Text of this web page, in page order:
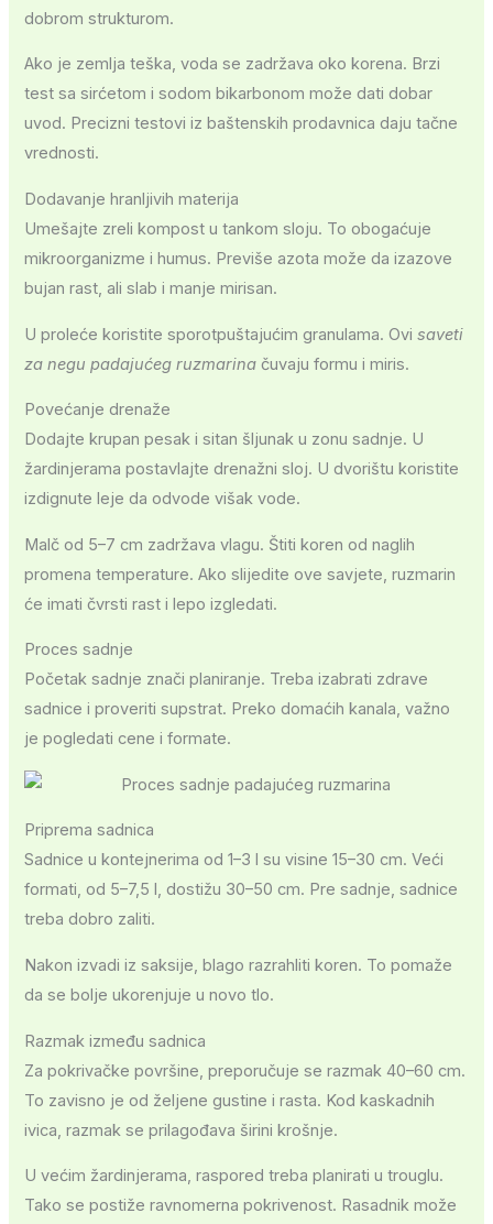
dobrom strukturom.
Ako je zemlja teška, voda se zadržava oko korena. Brzi
test sa sirćetom i sodom bikarbonom može dati dobar
uvod. Precizni testovi iz baštenskih prodavnica daju tačne
vrednosti.
Dodavanje hranljivih materija
Umešajte zreli kompost u tankom sloju. To obogaćuje
mikroorganizme i humus. Previše azota može da izazove
bujan rast, ali slab i manje mirisan.
U proleće koristite sporotpuštajućim granulama. Ovisaveti
za negu padajućeg ruzmarina čuvaju formu i miris.
Povećanje drenaže
Dodajte krupan pesak i sitan šljunak u zonu sadnje. U
žardinjerama postavlajte drenažni sloj. U dvorištu koristite
izdignute leje da odvode višak vode.
Malč od 5–7 cm zadržava vlagu. Štiti koren od naglih
promena temperature. Ako slijedite ove savjete, ruzmarin
će imati čvrsti rast i lepo izgledati.
Proces sadnje
Početak sadnje znači planiranje. Treba izabrati zdrave
sadnice i proveriti supstrat. Preko domaćih kanala, važno
je pogledati cene i formate.
Priprema sadnica
Sadnice u kontejnerima od 1–3 l su visine 15–30 cm. Veći
formati, od 5–7,5 l, dostižu 30–50 cm. Pre sadnje, sadnice
treba dobro zaliti.
Nakon izvadi iz saksije, blago razrahliti koren. To pomaže
da se bolje ukorenjuje u novo tlo.
Razmak između sadnica
Za pokrivačke površine, preporučuje se razmak 40–60 cm.
To zavisno je od željene gustine i rasta. Kod kaskadnih
ivica, razmak se prilagođava širini krošnje.
U većim žardinjerama, raspored treba planirati u trouglu.
Tako se postiže ravnomerna pokrivenost. Rasadnik može